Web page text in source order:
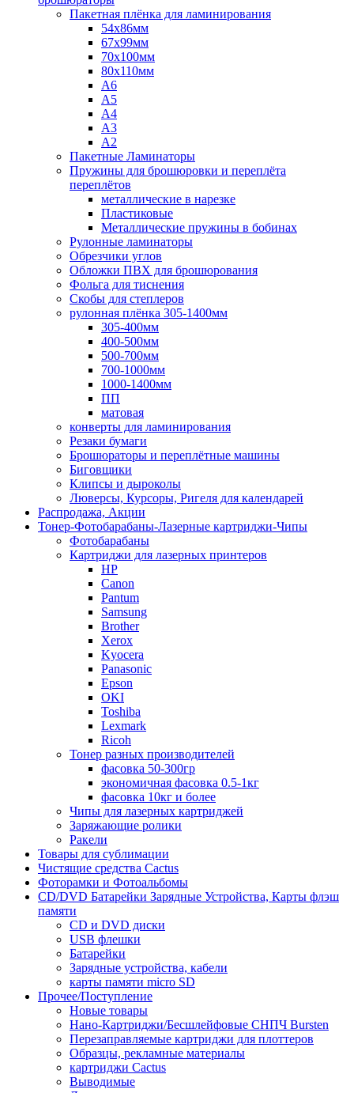
Пакетная плёнка для ламинирования
54x86мм
67x99мм
70х100мм
80x110мм
A6
A5
A4
A3
A2
Пакетные Ламинаторы
Пружины для брошюровки и переплёта
переплётов
металлические в нарезке
Пластиковые
Металлические пружины в бобинах
Рулонные ламинаторы
Обрезчики углов
Обложки ПВХ для брошюрования
Фольга для тиснения
Скобы для степлеров
рулонная плёнка 305-1400мм
305-400мм
400-500мм
500-700мм
700-1000мм
1000-1400мм
ПП
матовая
конверты для ламинирования
Резаки бумаги
Брошюраторы и переплётные машины
Биговщики
Клипсы и дыроколы
Люверсы, Курсоры, Ригеля для календарей
Распродажа, Акции
Тонер-Фотобарабаны-Лазерные картриджи-Чипы
Фотобарабаны
Картриджи для лазерных принтеров
HP
Canon
Pantum
Samsung
Brother
Xerox
Kyocera
Panasonic
Epson
OKI
Toshiba
Lexmark
Ricoh
Тонер разных производителей
фасовка 50-300гр
экономичная фасовка 0.5-1кг
фасовка 10кг и более
Чипы для лазерных картриджей
Заряжающие ролики
Ракели
Товары для сублимации
Чистящие средства Cactus
Фоторамки и Фотоальбомы
CD/DVD Батарейки Зарядные Устройства, Карты флэш
памяти
CD и DVD диски
USB флешки
Батарейки
Зарядные устройства, кабели
карты памяти micro SD
Прочее/Поступление
Новые товары
Нано-Картриджи/Бесшлейфовые СНПЧ Bursten
Перезаправляемые картриджи для плоттеров
Образцы, рекламные материалы
картриджи Cactus
Выводимые